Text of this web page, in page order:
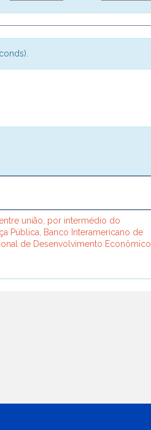
união, por intermédio do
Pública, Banco Interamericano de
de Desenvolvimento Econômico